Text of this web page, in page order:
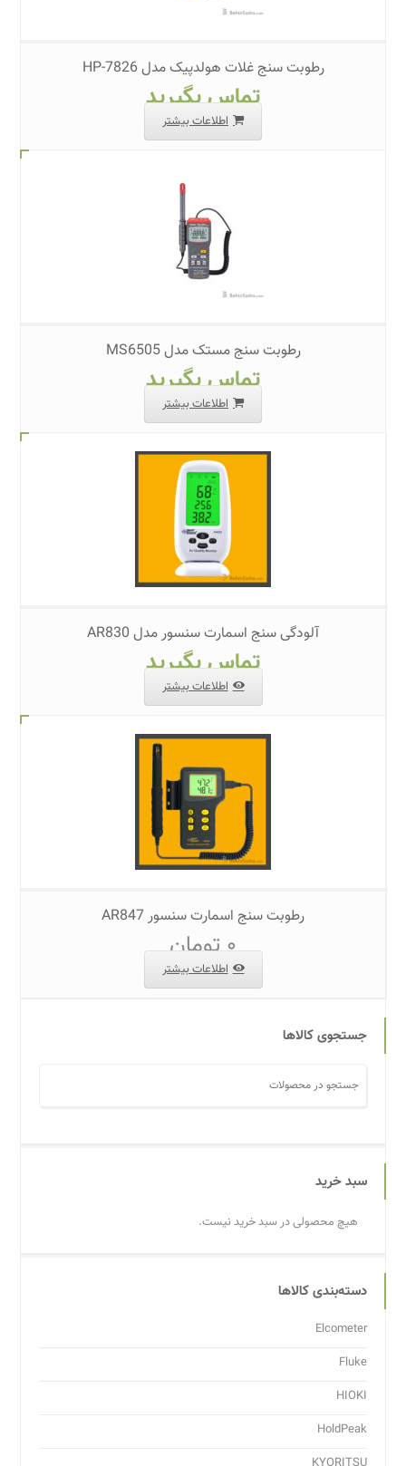
رطوبت سنج غلات هولدپیک مدل HP-7826
تماس بگیرید
اطلاعات بیشتر
رطوبت سنج مستک مدل MS6505
تماس بگیرید
اطلاعات بیشتر
آلودگی سنج اسمارت سنسور مدل AR830
تماس بگیرید
اطلاعات بیشتر
رطوبت سنج اسمارت سنسور AR847
۰تومان
اطلاعات بیشتر
جستجوی کالاها
سبد خرید
هیچ محصولی در سبد خرید نیست.
دسته‌بندی کالاها
Elcometer
Fluke
HIOKI
HoldPeak